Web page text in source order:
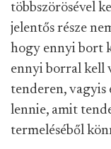
többszörösével
jelentős része
hogy ennyi bort
ennyi borral kell
tenderen,
lennie, amit
termeléséből